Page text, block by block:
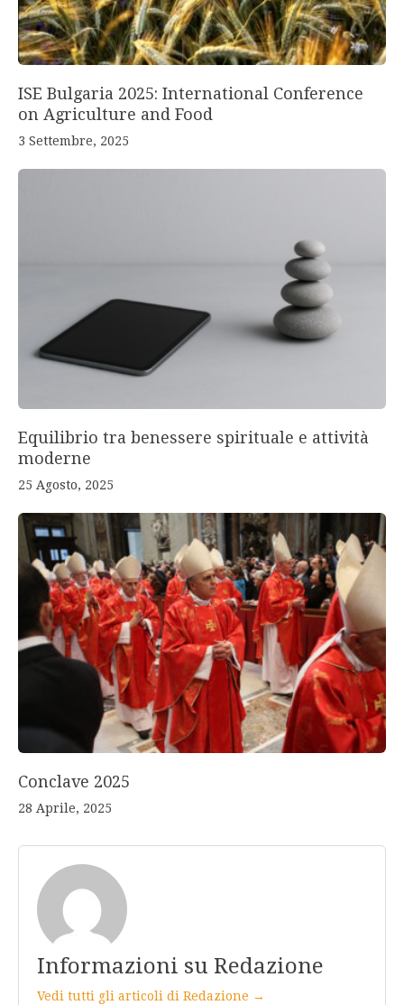
ISE Bulgaria 2025: International Conference
on Agriculture and Food
3 Settembre, 2025
Equilibrio tra benessere spirituale e attività
moderne
25 Agosto, 2025
Conclave 2025
28 Aprile, 2025
Informazioni su Redazione
Vedi tutti gli articoli di Redazione →